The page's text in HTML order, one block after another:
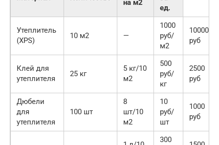
на м2
ед.
Утеплитель
(XPS)
10 м2 —
1000
руб/
м2
10000
руб
Клей для
утеплителя
25 кг
5 кг/10
м2
500
руб/
кг
2500
руб
Дюбели
для
утеплителя
100 шт
8
шт/10
м2
10
руб/
шт
1000
руб
300